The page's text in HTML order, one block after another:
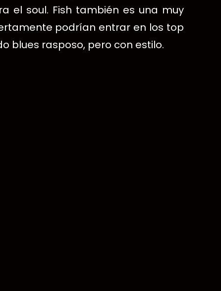
el soul. Fish también es una muy
podrían entrar en los top
blues rasposo, pero con estilo.